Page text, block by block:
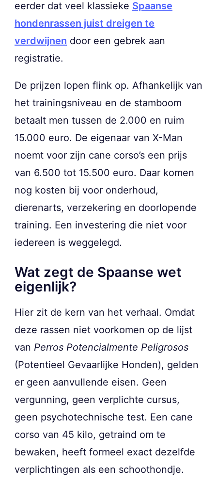
eerder dat veel klassieke Spaanse
hondenrassen juist dreigen te
verdwijnen door een gebrek aan
registratie.
De prijzen lopen flink op. Afhankelijk van
het trainingsniveau en de stamboom
betaalt men tussen de 2.000 en ruim
15.000 euro. De eigenaar van X-Man
noemt voor zijn cane corso’s een prijs
van 6.500 tot 15.500 euro. Daar komen
nog kosten bij voor onderhoud,
dierenarts, verzekering en doorlopende
training. Een investering die niet voor
iedereen is weggelegd.
Wat zegt de Spaanse wet
eigenlijk?
Hier zit de kern van het verhaal. Omdat
deze rassen niet voorkomen op de lijst
van Perros Potencialmente Peligrosos
(Potentieel Gevaarlijke Honden), gelden
er geen aanvullende eisen. Geen
vergunning, geen verplichte cursus,
geen psychotechnische test. Een cane
corso van 45 kilo, getraind om te
bewaken, heeft formeel exact dezelfde
verplichtingen als een schoothondje.